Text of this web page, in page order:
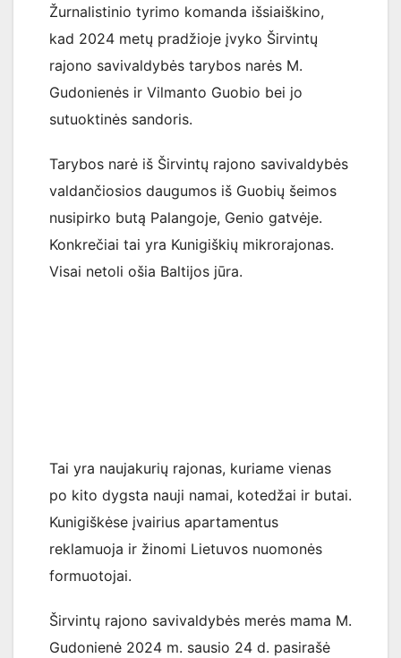
Žurnalistinio tyrimo komanda išsiaiškino,
kad 2024 metų pradžioje įvyko Širvintų
rajono savivaldybės tarybos narės M.
Gudonienės ir Vilmanto Guobio bei jo
sutuoktinės sandoris.
Tarybos narė iš Širvintų rajono savivaldybės
valdančiosios daugumos iš Guobių šeimos
nusipirko butą Palangoje, Genio gatvėje.
Konkrečiai tai yra Kunigiškių mikrorajonas.
Visai netoli ošia Baltijos jūra.
Tai yra naujakurių rajonas, kuriame vienas
po kito dygsta nauji namai, kotedžai ir butai.
Kunigiškėse įvairius apartamentus
reklamuoja ir žinomi Lietuvos nuomonės
formuotojai.
Širvintų rajono savivaldybės merės mama M.
Gudonienė 2024 m. sausio 24 d. pasirašė